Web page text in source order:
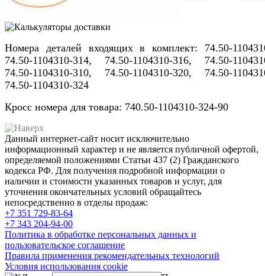
Номера деталей входящих в комплект: 74.50-
74.50-1104310-314, 74.50-1104310-316, 74.50-
74.50-1104310-310, 74.50-1104310-320, 74.50-
74.50-1104310-324
Кросс номера для товара: 740.50-1104310-324-90
Данный интернет-сайт носит исключительно
информационный характер и не является публичной офертой,
определяемой положениями Статьи 437 (2) Гражданского
кодекса РФ. Для получения подробной информации о
наличии и стоимости указанных товаров и услуг, для
уточнения окончательных условий обращайтесь
непосредственно в отделы продаж:
+7 351 729-83-64
+7 343 204-94-00
Политика в обработке персональных данных и
пользовательское соглашение
Правила применения рекомендательных технологий
Условия использования cookie